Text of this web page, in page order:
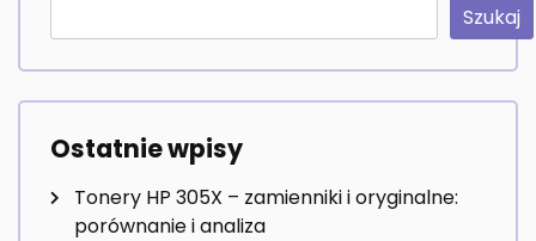
Szukaj
Ostatnie wpisy
Tonery HP 305X – zamienniki i oryginalne:
porównanie i analiza